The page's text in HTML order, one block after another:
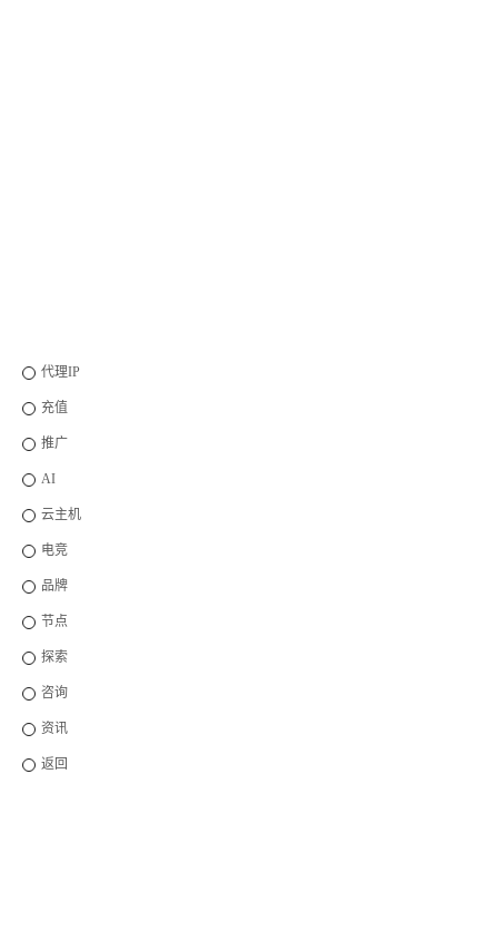
代理IP
充值
推广
AI
云主机
电竞
品牌
节点
探索
咨询
资讯
返回